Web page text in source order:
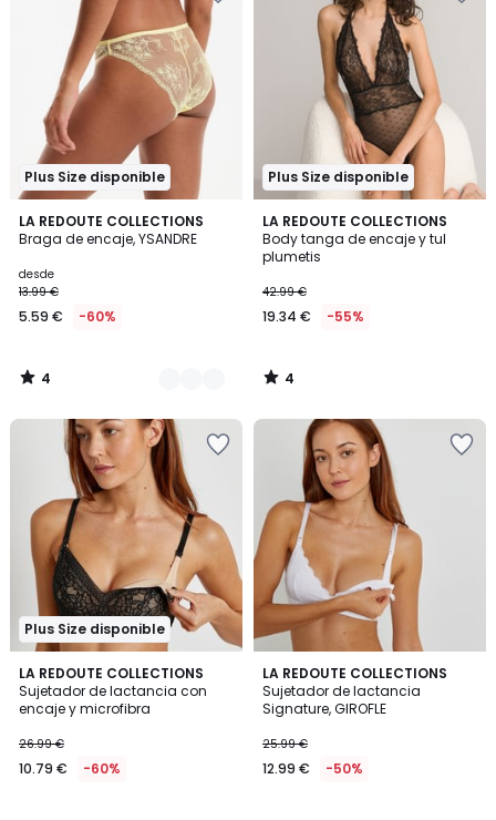
Plus Size disponible
LA REDOUTE COLLECTIONS
Braga de encaje, YSANDRE
desde
13.99 €
5.59 € -60%
4
/
3
Colores
4
/
Plus Size disponible
LA REDOUTE COLLECTIONS
Body tanga de encaje y tul
plumetis
42.99 €
19.34 € -55%
4
/
5
4
/
Plus Size disponible
LA REDOUTE COLLECTIONS
Sujetador de lactancia con
encaje y microfibra
26.99 €
10.79 € -60%
4,5
/ 5
LA REDOUTE COLLECTIONS
Sujetador de lactancia
Signature, GIROFLE
25.99 €
12.99 € -50%
3,8
/ 5